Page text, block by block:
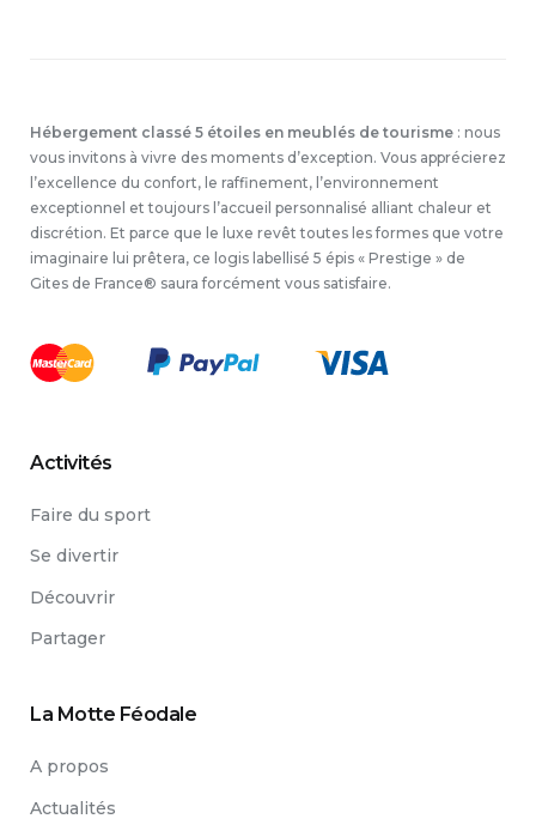
Hébergement classé 5 étoiles en meublés de tourisme : nous
vous invitons à vivre des moments d’exception. Vous apprécierez
l’excellence du confort, le raffinement, l’environnement
exceptionnel et toujours l’accueil personnalisé alliant chaleur et
discrétion. Et parce que le luxe revêt toutes les formes que votre
imaginaire lui prêtera, ce logis labellisé 5 épis « Prestige » de
Gites de France® saura forcément vous satisfaire.
Activités
Faire du sport
Se divertir
Découvrir
Partager
La Motte Féodale
A propos
Actualités